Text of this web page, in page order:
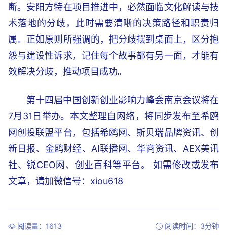
断。安阳方特在项目推进中，必然面临文化解读与技
术落地的分歧，此时需要清晰的决策路径和职责归
属。正如原则所强调的，把分歧摆到桌面上，区分抱
怨与建设性诉求，记住每个故事都有另一面，才能有
效解决分歧，推动项目成功。
第十四届中国创新创业影响力峰会南京会议将在
7月31日举办。本文整理自网络，将同步发布至希鸥
网创投联盟平台，包括希鸥网、斯贝瑞品牌资讯、创
新日报、金鸥财经、AI联播网、华商资讯、AEX美讯
社、锐CEO网、创业百科等平台。 如需修改或发布
文章，请加微信号：xiou618
阅读量：1613 阅读时间：3分钟